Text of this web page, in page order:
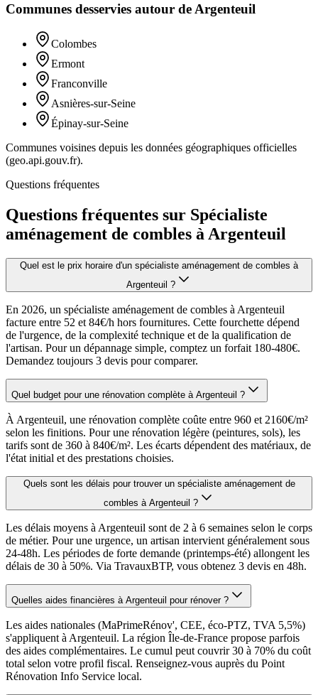
Communes desservies autour de Argenteuil
Colombes
Ermont
Franconville
Asnières-sur-Seine
Épinay-sur-Seine
Communes voisines depuis les données géographiques officielles
(geo.api.gouv.fr).
Questions fréquentes
Questions fréquentes sur Spécialiste
aménagement de combles à Argenteuil
Quel est le prix horaire d'un spécialiste aménagement de combles à
Argenteuil ?
En 2026, un spécialiste aménagement de combles à Argenteuil
facture entre 52 et 84€/h hors fournitures. Cette fourchette dépend
de l'urgence, de la complexité technique et de la qualification de
l'artisan. Pour un dépannage simple, comptez un forfait 180-480€.
Demandez toujours 3 devis pour comparer.
Quel budget pour une rénovation complète à Argenteuil ?
À Argenteuil, une rénovation complète coûte entre 960 et 2160€/m²
selon les finitions. Pour une rénovation légère (peintures, sols), les
tarifs sont de 360 à 840€/m². Les écarts dépendent des matériaux, de
l'état initial et des prestations choisies.
Quels sont les délais pour trouver un spécialiste aménagement de
combles à Argenteuil ?
Les délais moyens à Argenteuil sont de 2 à 6 semaines selon le corps
de métier. Pour une urgence, un artisan intervient généralement sous
24-48h. Les périodes de forte demande (printemps-été) allongent les
délais de 30 à 50%. Via TravauxBTP, vous obtenez 3 devis en 48h.
Quelles aides financières à Argenteuil pour rénover ?
Les aides nationales (MaPrimeRénov', CEE, éco-PTZ, TVA 5,5%)
s'appliquent à Argenteuil. La région Île-de-France propose parfois
des aides complémentaires. Le cumul peut couvrir 30 à 70% du coût
total selon votre profil fiscal. Renseignez-vous auprès du Point
Rénovation Info Service local.